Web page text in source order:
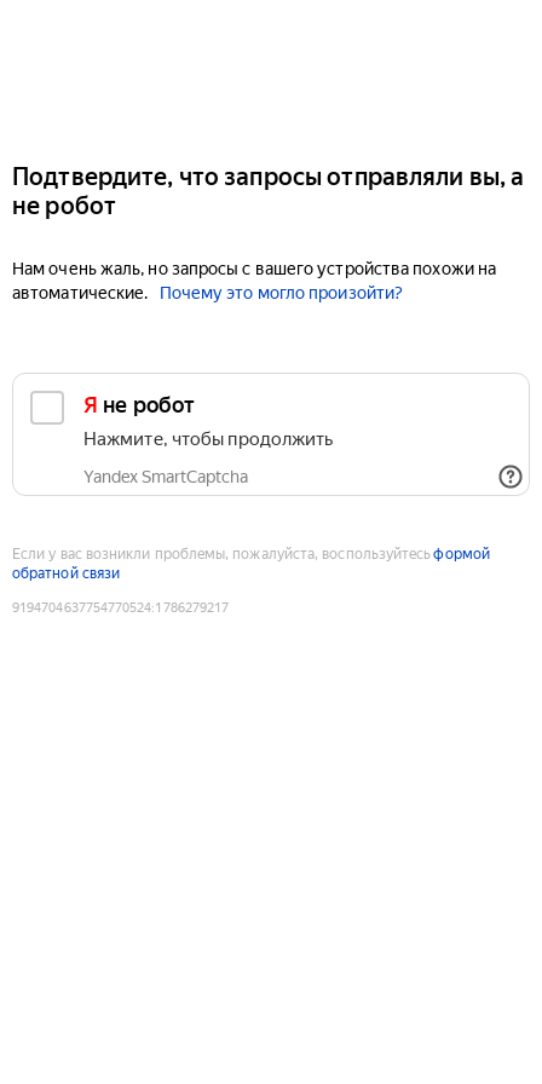
Подтвердите, что запросы отправляли вы, а
не робот
Нам очень жаль, но запросы с вашего устройства похожи на
автоматические.
Почему это могло произойти?
Я не робот
Нажмите, чтобы продолжить
Yandex SmartCaptcha
Если у вас возникли проблемы, пожалуйста, воспользуйтесьформой
обратной связи
9194704637754770524:1786279217